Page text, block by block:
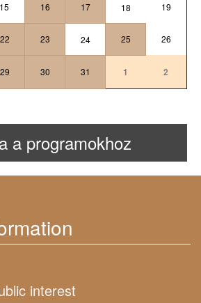
15 16 17 18 19
22 23 24 25 26
29 30 31 1 2
a programokhoz
interest